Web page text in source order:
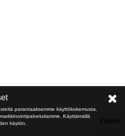
parantaaksemme käyttökokemusta,
Käyttämällä
käytön.